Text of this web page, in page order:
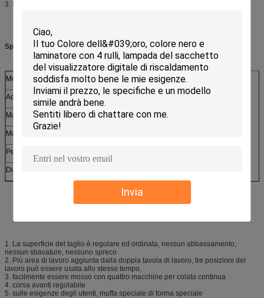
Invia
3. Intercambiabile muore la macchina obbligatoria
Specifiche:
Modello HP-7988 A4
Adeguamento di profondità del margine 3-6mm
Max. Punching Capacity 30sheets (80g)
Max. Binding Width
Peso netto
Dimensione (LxWxH)
1. La superficie del taglio è regolare ed ordinata, nessun abbassamento,
nessun sbavature, nessuno spreco
2. Più area di lavoro aggiunta dalla doppia tavola di lavoro, tre posizioni del
lavoro può essere usata allo stesso tempo.
3. facilmente essere mosso con quattro macchine per colata continua
4. corsa avanti regolabile
5. sulle esigenze degli utenti, muffa speciale di forma speciale